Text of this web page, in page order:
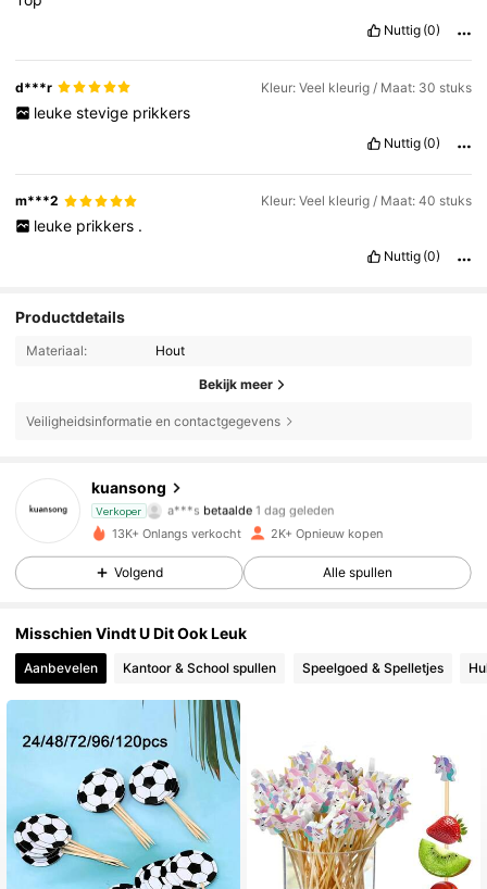
Nuttig (0)
d***r Kleur: Veel kleurig / Maat: 30 stuks
leuke stevige prikkers
Nuttig (0)
m***2 Kleur: Veel kleurig / Maat: 40 stuks
leuke prikkers .
Nuttig (0)
Productdetails
Materiaal: Hout
Bekijk meer
Veiligheidsinformatie en contactgegevens
kuansong
Verkoper
4.91
a***s betaalde 1 dag geleden
1***2gevolgd 1 dag geleden
4.91 635 Volgers
4.91 635 Volgers
4.91 635 Volgers
4.91 635 Volgers
13K+ Onlangs verkocht 2K+ Opnieuw kopen
Volgend Alle spullen
Misschien Vindt U Dit Ook Leuk
Aanbevelen Kantoor & School spullen Speelgoed & Spelletjes